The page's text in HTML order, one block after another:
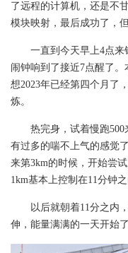
了远程的计算机，还是不
模块映射，最后成功了，
一直到今天早上4点来
闹钟响到了接近7点醒了
想2023年已经第四个月了
炼。
热完身，试着慢跑
有过多的喘不上气的感觉
来第3km的时候，开始尝
1km基本上控制在11分钟
以后就朝着11分之内
伸，能量满满的一天开始了